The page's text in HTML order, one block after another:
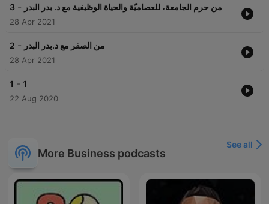
3 - من حرم الجامعة، للعصاميّة والحياة الوظيفية مع د. بدر البدر
28 Apr 2021
2 - من الصفر مع د.بدر البدر
28 Apr 2021
1 - 1
22 Aug 2020
More Business podcasts
See all